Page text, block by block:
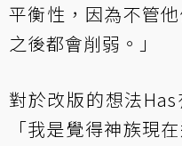
平衡性，因為不管
之後都會削弱。」
對於改版的想法
「我是覺得神族現